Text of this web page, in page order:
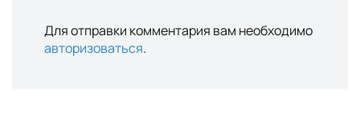
Для отправки комментария вам необходимо
авторизоваться.